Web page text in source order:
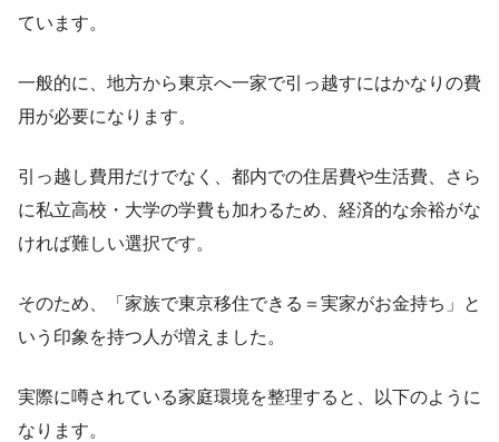
ています。
一般的に、地方から東京へ一家で引っ越すにはかなりの費
用が必要になります。
引っ越し費用だけでなく、都内での住居費や生活費、さら
に私立高校・大学の学費も加わるため、経済的な余裕がな
ければ難しい選択です。
そのため、「家族で東京移住できる＝実家がお金持ち」と
いう印象を持つ人が増えました。
実際に噂されている家庭環境を整理すると、以下のように
なります。